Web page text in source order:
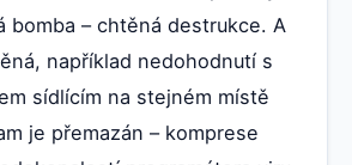
bomba – chtěná destrukce. A
například nedohodnutí s
sídlícím na stejném místě
je přemazán – komprese